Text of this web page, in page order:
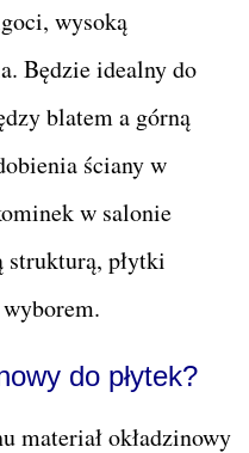
wysoką
Będzie idealny do
blatem a górną
ściany w
w salonie
strukturą, płytki
wyborem.
do płytek?
materiał okładzinowy